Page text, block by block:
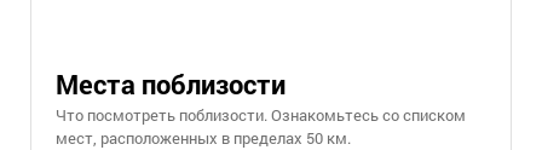
Места поблизости
Что посмотреть поблизости. Ознакомьтесь со списком
мест, расположенных в пределах 50 км.